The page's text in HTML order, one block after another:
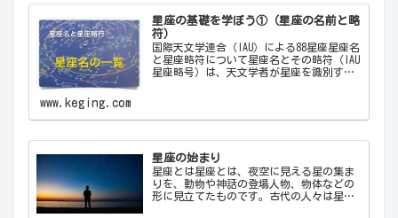
星座の基礎を学ぼう①（星座の名前と略
符）
国際天文学連合（IAU）による88星座星座名
と星座略符について星座名とその略符（IAU
星座略号）は、天文学者が星座を識別する
ン…
www.keging.com
星座の始まり
星座とは星座とは、夜空に見える星の集ま
りを、動物や神話の登場人物、物体などの
形に見立てたものです。古代の人々は星を